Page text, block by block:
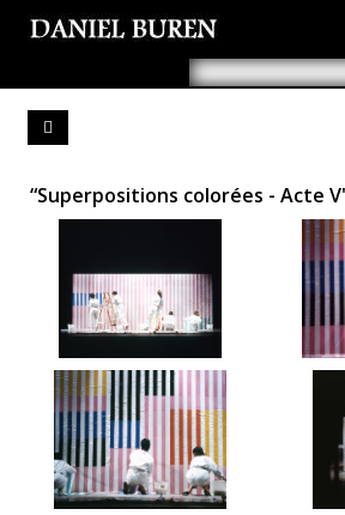
“Superpositions colorées - Acte